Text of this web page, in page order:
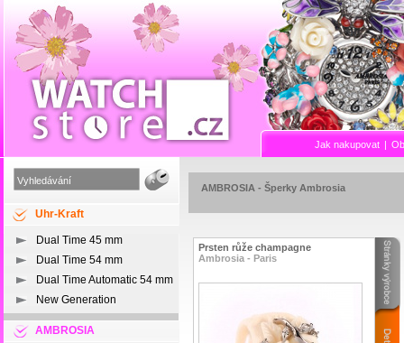
Jak nakupovat |
Uhr-Kraft
Dual Time 45 mm
Dual Time 54 mm
Dual Time Automatic 54 mm
New Generation
AMBROSIA
AMBROSIA - Šperky Ambrosia
Prsten růže champagne
Ambrosia - Paris